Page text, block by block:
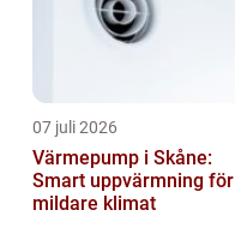
07 juli 2026
Värmepump i Skåne:
Smart uppvärmning för
mildare klimat